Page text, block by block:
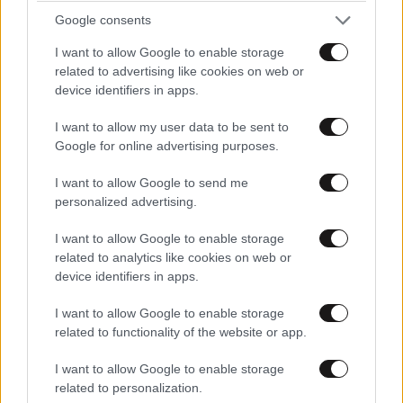
Google consents
I want to allow Google to enable storage
related to advertising like cookies on web or
device identifiers in apps.
I want to allow my user data to be sent to
Google for online advertising purposes.
I want to allow Google to send me
personalized advertising.
I want to allow Google to enable storage
related to analytics like cookies on web or
device identifiers in apps.
I want to allow Google to enable storage
related to functionality of the website or app.
I want to allow Google to enable storage
related to personalization.
Xαρακτήρες: 0/1000
Διαβάστε και ακολουθήστε τους κανόνες σχολιασμού
ΠΡΟΣΘΗΚΗ
να λέτε 10 χρόνια ψέματα ; (!) ΛΟΛ
Έλα εντάξει
Το χεις παρακάνει με την παράνοια... δε μπορείς